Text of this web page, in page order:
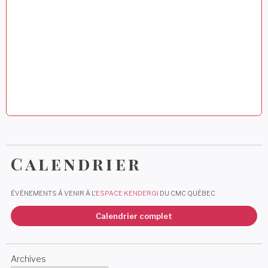
Calendrier
ÉVÉNEMENTS À VENIR À L'ESPACE KENDERGI DU CMC QUÉBEC
Calendrier complet
Archives